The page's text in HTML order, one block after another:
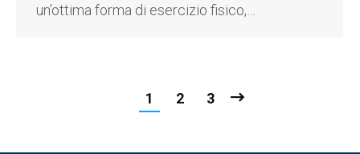
un’ottima forma di esercizio fisico,…
1 2 3